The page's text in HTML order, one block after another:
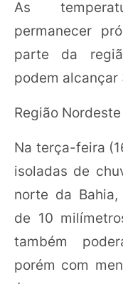
As
permanecer
parte da
podem alcançar
Região Nordeste
Na terça-feira
isoladas de
norte da
de 10
também
porém com